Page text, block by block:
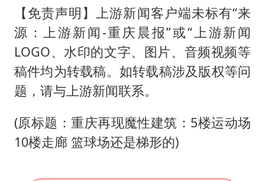
【免责声明】上游新闻客户端未标有“来
源：上游新闻-重庆晨报”或“上游新闻
LOGO、水印的文字、图片、音频视频等
稿件均为转载稿。如转载稿涉及版权等问
题，请与上游新闻联系。
(原标题：重庆再现魔性建筑：5楼运动场
10楼走廊 篮球场还是梯形的)